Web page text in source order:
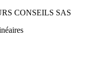
CONSEILS SAS